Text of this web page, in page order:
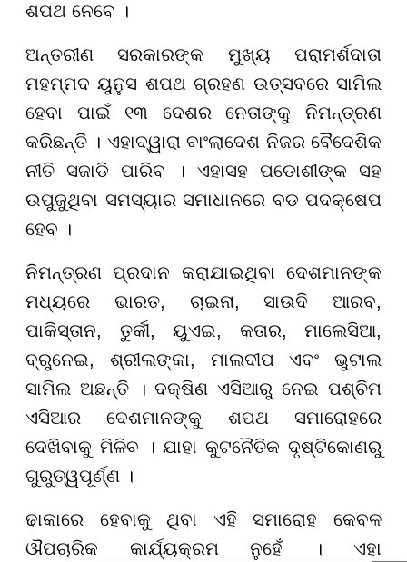
ଶପଥ ନେବେ ।
ଅନ୍ତରୀଣ ସରକାରଙ୍କ ମୁଖ୍ୟ ପରାମର୍ଶଦାତା
ମହମ୍ମଦ ୟୁନୁସ ଶପଥ ଗ୍ରହଣ ଉତ୍ସବରେ ସାମିଲ
ହେବା ପାଇଁ ୧୩ ଦେଶର ନେତାଙ୍କୁ ନିମନ୍ତ୍ରଣ
କରିଛନ୍ତି । ଏହାଦ୍ୱାରା ବାଂଲାଦେଶ ନିଜର ବୈଦେଶିକ
ନୀତି ସଜାଡି ପାରିବ । ଏହାସହ ପଡୋଶୀଙ୍କ ସହ
ଉପୁଜୁଥିବା ସମସ୍ୟାର ସମାଧାନରେ ବଡ ପଦକ୍ଷେପ
ହେବ ।
ନିମନ୍ତ୍ରଣ ପ୍ରଦାନ କରାଯାଇଥିବା ଦେଶମାନଙ୍କ
ମଧ୍ୟରେ ଭାରତ, ଚାଇନା, ସାଉଦି ଆରବ,
ପାକିସ୍ତାନ, ତୁର୍କୀ, ୟୁଏଇ, କତାର, ମାଲେସିଆ,
ବ୍ରୁନେଇ, ଶ୍ରୀଲଙ୍କା, ମାଲଦୀପ ଏବଂ ଭୁଟାଲ
ସାମିଲ ଅଛନ୍ତି । ଦକ୍ଷିଣ ଏସିଆରୁ ନେଇ ପଶ୍ଚିମ
ଏସିଆର ଦେଶମାନଙ୍କୁ ଶପଥ ସମାରୋହରେ
ଦେଖିବାକୁ ମିଳିବ । ଯାହା କୁଟନୈତିକ ଦୃଷ୍ଟିକୋଣରୁ
ଗୁରୁତ୍ୱପୂର୍ଣ୍ଣ ।
ଢାକାରେ ହେବାକୁ ଥିବା ଏହି ସମାରୋହ କେବଳ
ଔପଚାରିକ କାର୍ଯ୍ୟକ୍ରମ ନୁହେଁ । ଏହା